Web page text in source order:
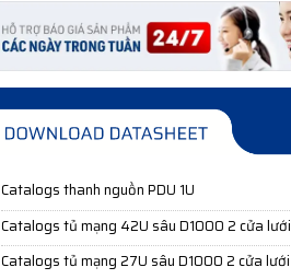
Catalogs thanh nguồn PDU 1U
Catalogs tủ mạng 42U sâu D1000 2 cửa lưới
Catalogs tủ mạng 27U sâu D1000 2 cửa lưới